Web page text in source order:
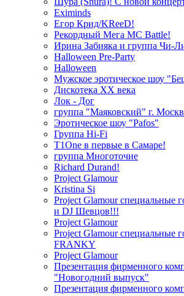
Eximinds
Егор Крид/KReeD!
Рекордный Мега МС Battle!
Ирина Забияка и группа Чи-
Halloween Pre-Party
Halloween
Мужское эротическое шоу
Дискотека ХХ века
Лок - Дог
группа "Маяковский" г.
Эротическое шоу "Pafos"
Группа Hi-Fi
T1One в первые в Самаре!
группа Многоточие
Richard Durand!
Project Glamour
Kristina Si
Project Glamour специальные
и DJ Шевцов!!!
Project Glamour
Project Glamour специальные
FRANKY
Project Glamour
Презентация фирменного
"Новогодний выпуск"
Презентация фирменного